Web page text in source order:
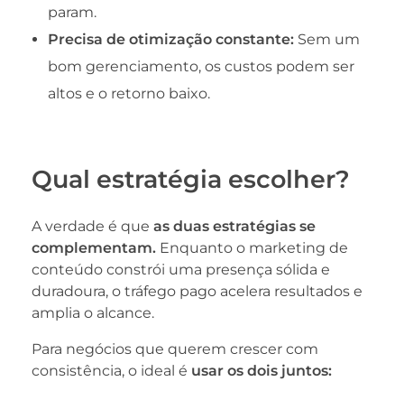
param.
Precisa de otimização constante: Sem um
bom gerenciamento, os custos podem ser
altos e o retorno baixo.
Qual estratégia escolher?
A verdade é que as duas estratégias se
complementam. Enquanto o marketing de
conteúdo constrói uma presença sólida e
duradoura, o tráfego pago acelera resultados e
amplia o alcance.
Para negócios que querem crescer com
consistência, o ideal é usar os dois juntos: